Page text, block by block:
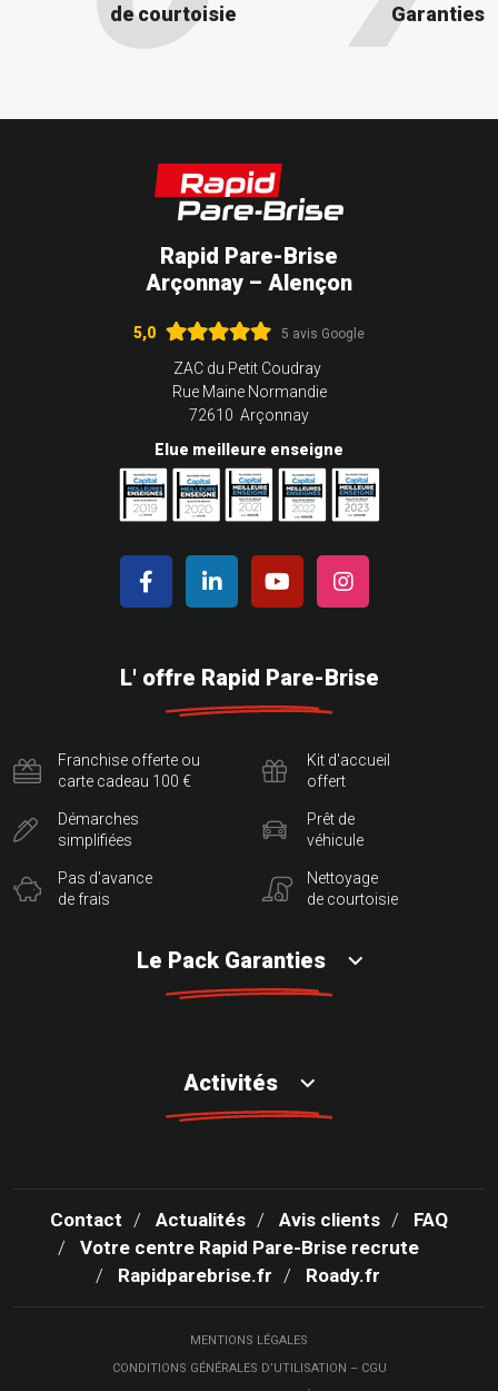
de courtoisie
Garanties
Rapid Pare-Brise
Arçonnay – Alençon
5,0 5 avis Google
ZAC du Petit Coudray
Rue Maine Normandie
72610 Arçonnay
Elue meilleure enseigne
L' offre Rapid Pare-Brise
Franchise offerte ou
carte cadeau 100 €
Démarches
simplifiées
Pas d'avance
de frais
Kit d'accueil
offert
Prêt de
véhicule
Nettoyage
de courtoisie
Le Pack Garanties
Activités
Contact Actualités Avis clients
FAQ
Votre centre Rapid Pare-Brise recrute
Rapidparebrise.fr
Roady.fr
MENTIONS LÉGALES
CONDITIONS GÉNÉRALES D’UTILISATION – CGU